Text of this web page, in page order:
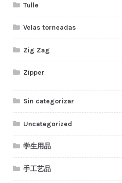
Tulle
Velas torneadas
Zig Zag
Zipper
Sin categorizar
Uncategorized
学生用品
手工艺品